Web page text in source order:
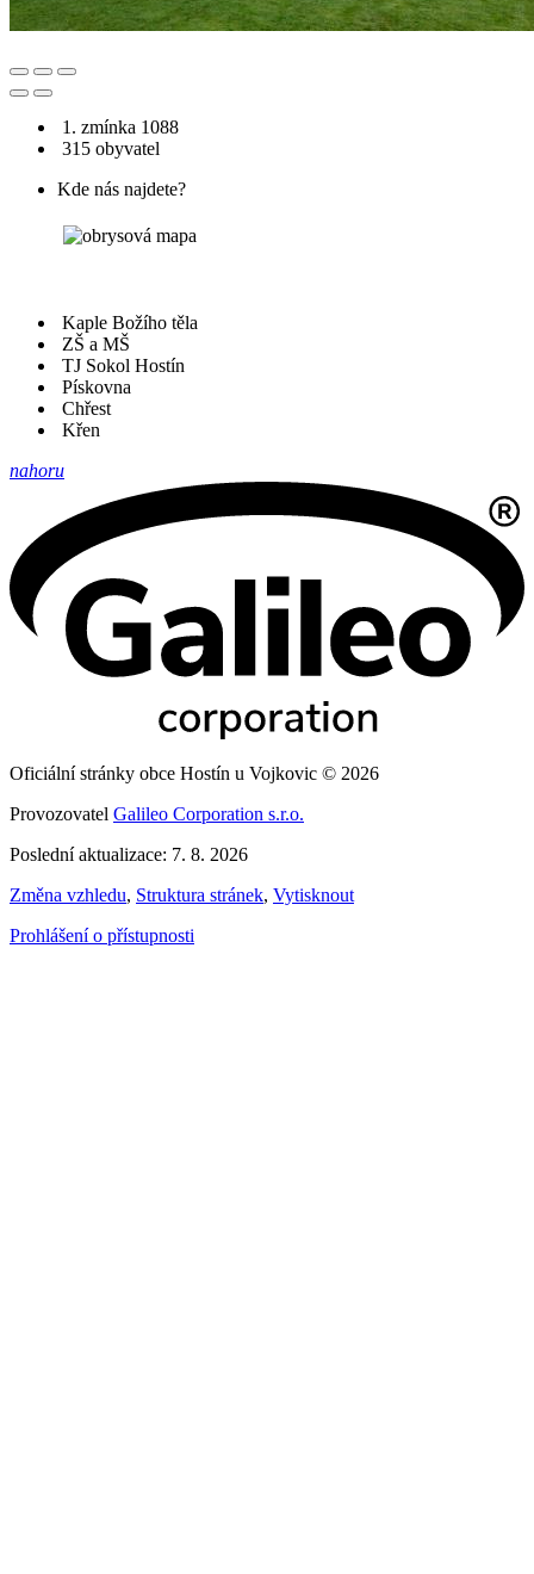
1. zmínka 1088
315 obyvatel
Kde nás najdete?
Kaple Božího těla
ZŠ a MŠ
TJ Sokol Hostín
Pískovna
Chřest
Křen
nahoru
Oficiální stránky obce Hostín u Vojkovic © 2026
Provozovatel Galileo Corporation s.r.o.
Poslední aktualizace: 7. 8. 2026
Změna vzhledu, Struktura stránek, Vytisknout
Prohlášení o přístupnosti